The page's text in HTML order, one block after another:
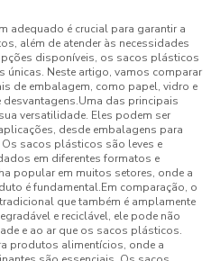
adequado é crucial para garantir a
além de atender às necessidades
disponíveis, os sacos plásticos
únicas. Neste artigo, vamos comparar
de embalagem, como papel, vidro e
das principais
versatilidade. Eles podem ser
desde embalagens para
sacos plásticos são leves e
em diferentes formatos e
popular em muitos setores, onde a
é fundamental.Em comparação, o
que também é amplamente
e reciclável, ele pode não
e ao ar que os sacos plásticos.
produtos alimentícios, onde a